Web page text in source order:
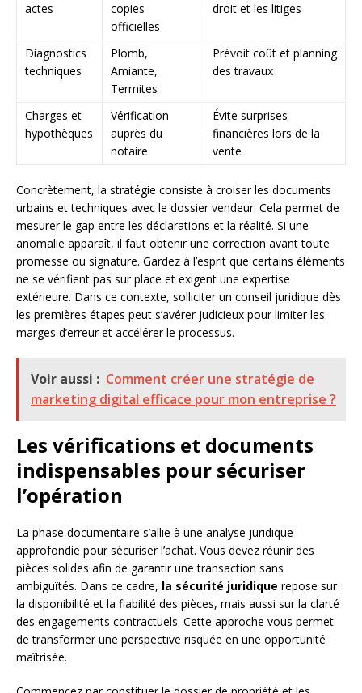
actes
copies
officielles
droit et les litiges
Diagnostics
techniques
Plomb,
Amiante,
Termites
Prévoit coût et planning
des travaux
Charges et
hypothèques
Vérification
auprès du
notaire
Évite surprises
financières lors de la
vente
Concrètement, la stratégie consiste à croiser les documents
urbains et techniques avec le dossier vendeur. Cela permet de
mesurer le gap entre les déclarations et la réalité. Si une
anomalie apparaît, il faut obtenir une correction avant toute
promesse ou signature. Gardez à l’esprit que certains éléments
ne se vérifient pas sur place et exigent une expertise
extérieure. Dans ce contexte, solliciter un conseil juridique dès
les premières étapes peut s’avérer judicieux pour limiter les
marges d’erreur et accélérer le processus.
Voir aussi : Comment créer une stratégie de
marketing digital efficace pour mon entreprise ?
Les vérifications et documents
indispensables pour sécuriser
l’opération
La phase documentaire s’allie à une analyse juridique
approfondie pour sécuriser l’achat. Vous devez réunir des
pièces solides afin de garantir une transaction sans
ambiguïtés. Dans ce cadre, la sécurité juridique repose sur
la disponibilité et la fiabilité des pièces, mais aussi sur la clarté
des engagements contractuels. Cette approche vous permet
de transformer une perspective risquée en une opportunité
maîtrisée.